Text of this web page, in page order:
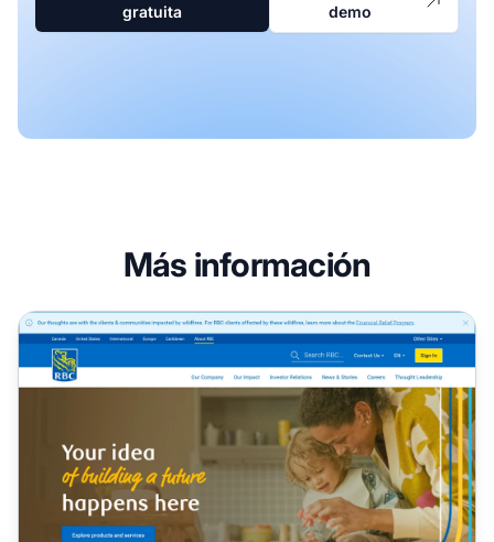
gratuita
demo
Más información
Programa de Afiliados RBC